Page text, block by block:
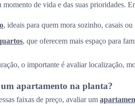
de vida e das suas prioridades.
, ideais para quem mora sozinho, casais ou
, que oferecem mais espaço para
o importante é avaliar localização,
apartamento na planta?
faixas de preço, avaliar um